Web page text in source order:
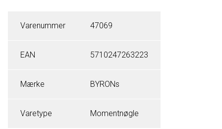
Varenummer 47069
EAN 5710247263223
Mærke BYRONs
Varetype Momentnøgle